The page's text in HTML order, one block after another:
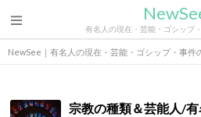
有名人の現在・芸能・ゴシップ
NewSee｜有名人の現在・芸能・ゴシップ・事件
宗教の種類＆芸能人/